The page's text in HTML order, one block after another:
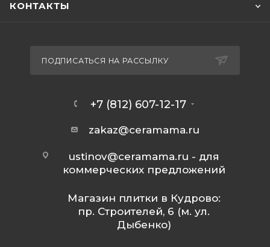
КОНТАКТЫ
ПОДПИСАТЬСЯ НА РАССЫЛКУ
+7 (812) 607-12-17
zakaz@ceramama.ru
ustinov@ceramama.ru - для
коммерческих предложений
Магазин плитки в Кудрово:
пр. Строителей, 6 (м. ул.
Дыбенко)